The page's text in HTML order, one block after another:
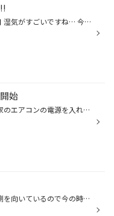
こんにちは!! 毎日 湿気がすごいですね… 今朝は窓を開けたらいつも以上にモワッときて 思わず窓を閉めました 笑 ジットリした毎日ですが そんな暑さも吹き飛ばす!! 夏の大売り出しを 明日7/26(土)～8/3(日)まで開催します しかも サガン鳥栖とコラボしています なんと! タイヤ4本or2万円(税込)以上...
始
最近、やっと実家のエアコンの電源を入れました。 しばらく扇風機で我慢してましたが、暑さに耐えられなくなりました。 エアコンのフィルターを掃除してなかったから電源入れるのためらってたのもあるんですが(^_^;) とにかく、快適になりました。
うちの店舗は西側を向いているので今の時期西日がきつくてたまりません(>_